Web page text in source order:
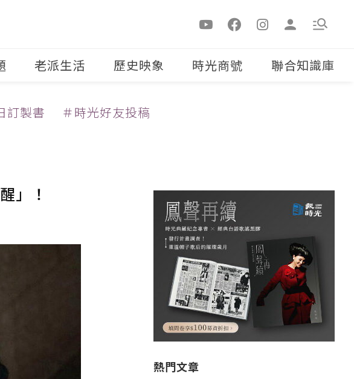
老派生活 歷史映象 時光商號 聯合知識庫
訂製書 ＃時光好友投稿
」！
熱門文章